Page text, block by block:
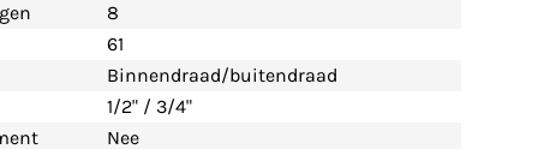
8
61
Binnendraad/buitendraad
1/2" / 3/4"
Nee